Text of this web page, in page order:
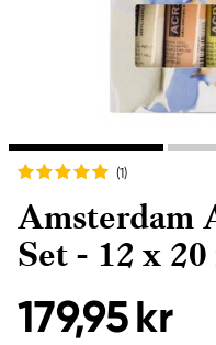
(1)
Amsterdam
Set - 12 x
179,95 kr